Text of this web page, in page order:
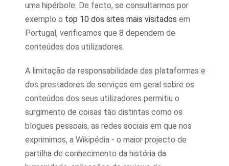
uma hipérbole. De facto, se consultarmos por
exemplo o top 10 dos sites mais visitados em
Portugal, verificamos que 8 dependem de
conteúdos dos utilizadores.
A limitação da responsabilidade das plataformas e
dos prestadores de serviços em geral sobre os
conteúdos dos seus utilizadores permitiu o
surgimento de coisas tão distintas como os
blogues pessoais, as redes sociais em que nos
exprimimos, a Wikipédia - o maior projecto de
partilha de conhecimento da história da